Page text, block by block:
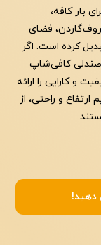
بار کافه،
روف‌گاردن، فضای
کرده است. اگر
صندلی کافی‌شاپ
و کارایی را ارائه
و راحتی، از
دهید!